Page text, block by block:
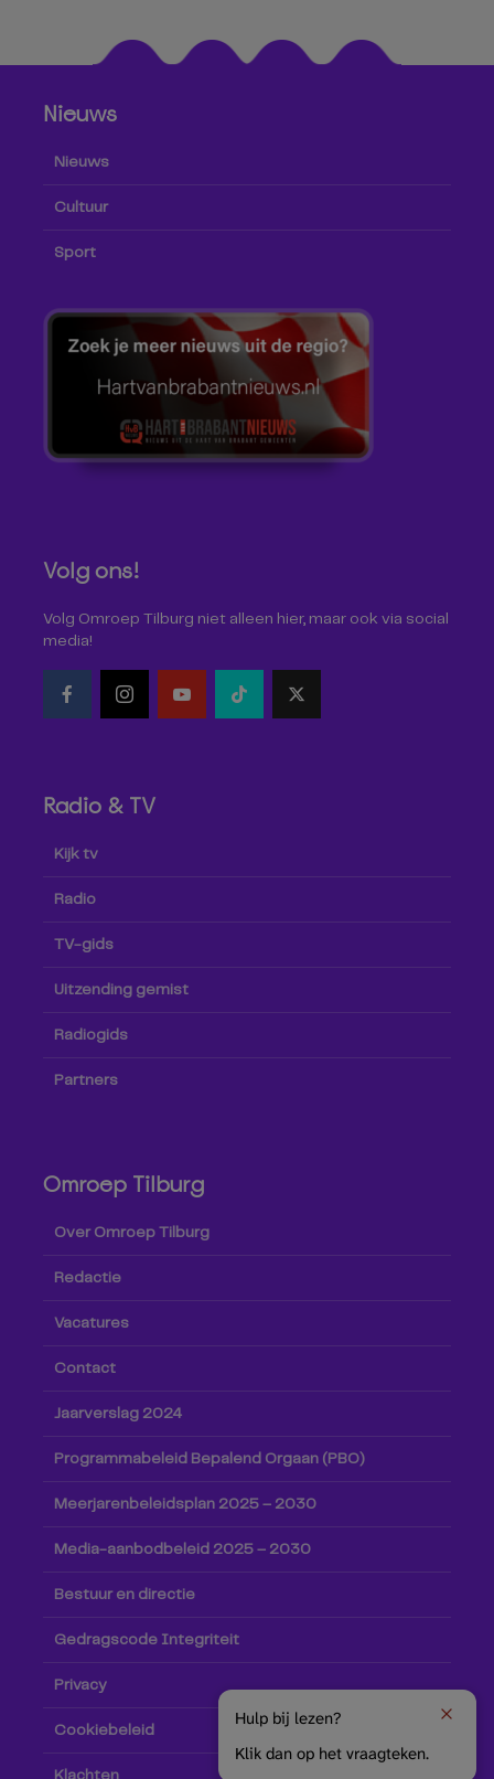
Nieuws
Nieuws
Cultuur
Sport
Volg ons!
Volg Omroep Tilburg niet alleen hier, maar ook via social
media!
Radio & TV
Kijk tv
Radio
TV-gids
Uitzending gemist
Radiogids
Partners
Omroep Tilburg
Over Omroep Tilburg
Redactie
Vacatures
Contact
Jaarverslag 2024
Programmabeleid Bepalend Orgaan (PBO)
Meerjarenbeleidsplan 2025 – 2030
Media-aanbodbeleid 2025 – 2030
Bestuur en directie
Gedragscode Integriteit
Privacy
Cookiebeleid
Klachten
Hulp bij lezen?
Klik dan op het vraagteken.